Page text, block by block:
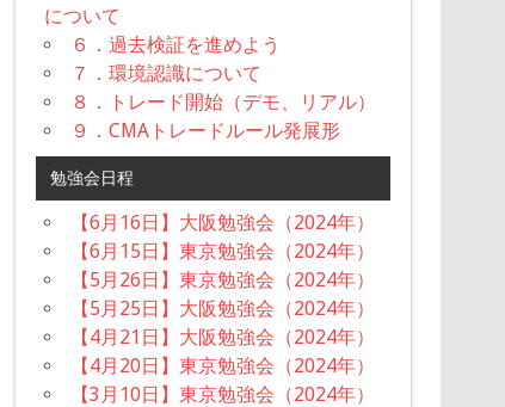
について
６．過去検証を進めよう
７．環境認識について
８．トレード開始（デモ、リアル）
９．CMAトレードルール発展形
勉強会日程
【6月16日】大阪勉強会（2024年）
【6月15日】東京勉強会（2024年）
【5月26日】東京勉強会（2024年）
【5月25日】大阪勉強会（2024年）
【4月21日】大阪勉強会（2024年）
【4月20日】東京勉強会（2024年）
【3月10日】東京勉強会（2024年）